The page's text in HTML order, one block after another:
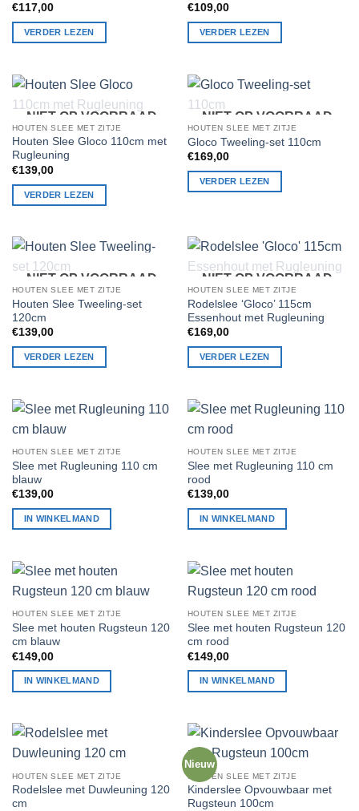
kan
gekozen
worden
de
productpagina
€117,00
VERDER LEZEN
€109,00
VERDER LEZEN
NIET OP VOORRAAD
HOUTEN SLEE MET ZITJE
Houten Slee Gloco 110cm met
Rugleuning
€139,00
VERDER LEZEN
NIET OP VOORRAAD
HOUTEN SLEE MET ZITJE
Gloco Tweeling-set 110cm
€169,00
VERDER LEZEN
NIET OP VOORRAAD
HOUTEN SLEE MET ZITJE
Houten Slee Tweeling-set
120cm
€139,00
VERDER LEZEN
NIET OP VOORRAAD
HOUTEN SLEE MET ZITJE
Rodelslee ‘Gloco’ 115cm
Essenhout met Rugleuning
€169,00
VERDER LEZEN
HOUTEN SLEE MET ZITJE
Slee met Rugleuning 110 cm
blauw
€139,00
IN WINKELMAND
HOUTEN SLEE MET ZITJE
Slee met Rugleuning 110 cm
rood
€139,00
IN WINKELMAND
HOUTEN SLEE MET ZITJE
Slee met houten Rugsteun 120
cm blauw
€149,00
IN WINKELMAND
HOUTEN SLEE MET ZITJE
Slee met houten Rugsteun 120
cm rood
€149,00
IN WINKELMAND
HOUTEN SLEE MET ZITJE
Rodelslee met Duwleuning 120
cm
Nieuw
HOUTEN SLEE MET ZITJE
Kinderslee Opvouwbaar met
Rugsteun 100cm